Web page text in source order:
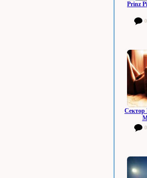
Prinz
0
Сектор
0